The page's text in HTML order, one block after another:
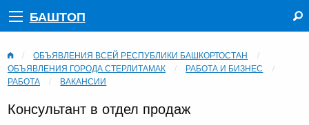
БАШТОП
ОБЪЯВЛЕНИЯ ВСЕЙ РЕСПУБЛИКИ БАШКОРТОСТАН
ОБЪЯВЛЕНИЯ ГОРОДА СТЕРЛИТАМАК
РАБОТА И БИЗНЕС
РАБОТА
ВАКАНСИИ
Консультант в отдел продаж